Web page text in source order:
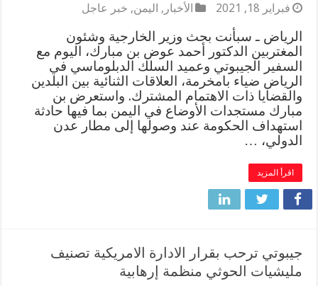
فبراير 18, 2021 الأخبار , اليمن, خبر عاجل
الرياض ـ سبأنت بحث وزير الخارجية وشئون
المغتربين الدكتور أحمد عوض بن مبارك، اليوم مع
السفير الجيبوتي وعميد السلك الدبلوماسي في
الرياض ضياء بامخرمة، العلاقات الثنائية بين البلدين
والقضايا ذات الاهتمام المشترك. واستعرض بن
مبارك مستجدات الأوضاع في اليمن بما فيها حادثة
استهداف الحكومة عند وصولها إلى مطار عدن
الدولي، …
اقرأ المزيد
جيبوتي ترحب بقرار الادارة الامريكية تصنيف
مليشيات الحوثي منظمة إرهابية